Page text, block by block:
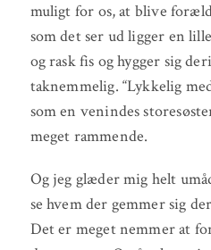
muligt for os, at blive
som det ser ud ligger en
og rask fis og hygger sig
taknemmelig. “Lykkelig
som en venindes
meget rammende.
Og jeg glæder mig helt
se hvem der gemmer sig
Det er meget nemmer at